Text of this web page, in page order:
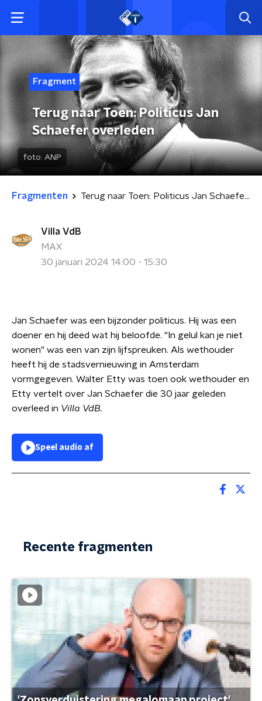
Fragment
Terug naar Toen: Politicus Jan
Schaefer overleden
foto: ANP
Fragmenten Terug naar Toen: Politicus Jan Schaefer overleden
Villa VdB
MAX
30 januari 2024 14:00 - 15:30
Jan Schaefer was een bijzonder politicus. Hij was een
doener en hij deed wat hij beloofde. “In gelul kan je niet
wonen" was een van zijn lijfspreuken. Als wethouder
heeft hij de stadsvernieuwing in Amsterdam
vormgegeven. Walter Etty was toen ook wethouder en
Etty vertelt over Jan Schaefer die 30 jaar geleden
overleed in Villa VdB.
Speel audio af
Recente fragmenten